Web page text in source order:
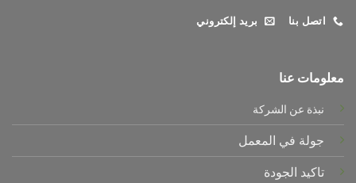
اتصل بنا بريد إلكتروني
معلومات عنا
نبذة عن الشركة
جولة في المعمل
تاكيد الجودة